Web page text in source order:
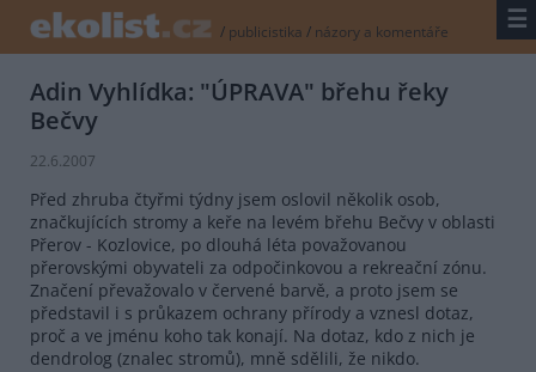
/ publicistika / názory a komentáře ☰
Adin Vyhlídka: "ÚPRAVA" břehu řeky
Bečvy
22.6.2007
Před zhruba čtyřmi týdny jsem oslovil několik osob,
značkujících stromy a keře na levém břehu Bečvy v oblasti
Přerov - Kozlovice, po dlouhá léta považovanou
přerovskými obyvateli za odpočinkovou a rekreační zónu.
Značení převažovalo v červené barvě, a proto jsem se
představil i s průkazem ochrany přírody a vznesl dotaz,
proč a ve jménu koho tak konají. Na dotaz, kdo z nich je
dendrolog (znalec stromů), mně sdělili, že nikdo.